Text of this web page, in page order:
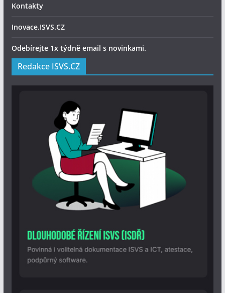
Kontakty
Inovace.ISVS.CZ
Odebírejte 1x týdně email s novinkami.
Redakce ISVS.CZ